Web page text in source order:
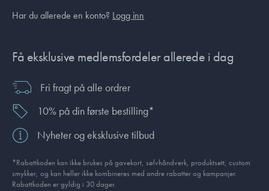
Har du allerede en konto? Logg inn
Få eksklusive medlemsfordeler allerede i dag
Fri fragt på alle ordrer
10% på din første bestilling*
Nyheter og eksklusive tilbud
*Rabattkoden kan ikke brukes på gavekort, sølvhåndverk, produkt­sett, custom
smykker, og kan heller ikke kombineres med andre rabatter og kampanjer.
Rabattkoden er gyldig i 30 dager.